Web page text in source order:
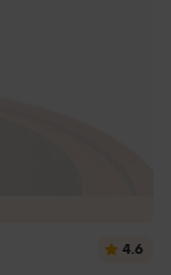
4.6